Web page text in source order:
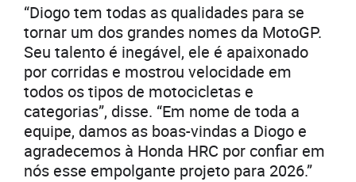
“Diogo tem todas as qualidades para se
tornar um dos grandes nomes da MotoGP.
Seu talento é inegável, ele é apaixonado
por corridas e mostrou velocidade em
todos os tipos de motocicletas e
categorias”, disse. “Em nome de toda a
equipe, damos as boas-vindas a Diogo e
agradecemos à Honda HRC por confiar em
nós esse empolgante projeto para 2026.”